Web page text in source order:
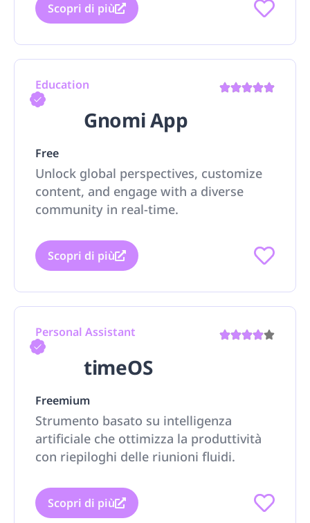
Scopri di più
Education
Gnomi App
Free
Unlock global perspectives, customize
content, and engage with a diverse
community in real-time.
Scopri di più
Personal Assistant
timeOS
Freemium
Strumento basato su intelligenza
artificiale che ottimizza la produttività
con riepiloghi delle riunioni fluidi.
Scopri di più